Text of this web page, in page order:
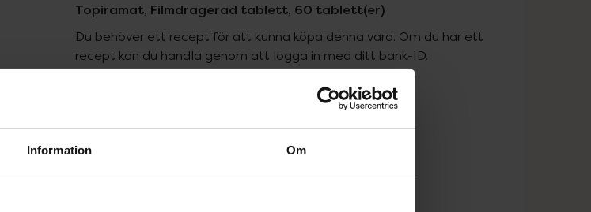
Information Om
Topiramat, Filmdragerad tablett, 60 tablett(er)
Du behöver ett recept för att kunna köpa denna vara. Om du har ett
recept kan du handla genom att logga in med ditt bank-ID.
Pris med recept
Högkostnadsskyddet gäller
491,67 kr